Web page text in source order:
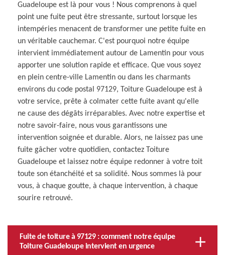
Guadeloupe est là pour vous ! Nous comprenons à quel
point une fuite peut être stressante, surtout lorsque les
intempéries menacent de transformer une petite fuite en
un véritable cauchemar. C'est pourquoi notre équipe
intervient immédiatement autour de Lamentin pour vous
apporter une solution rapide et efficace. Que vous soyez
en plein centre-ville Lamentin ou dans les charmants
environs du code postal 97129, Toiture Guadeloupe est à
votre service, prête à colmater cette fuite avant qu'elle
ne cause des dégâts irréparables. Avec notre expertise et
notre savoir-faire, nous vous garantissons une
intervention soignée et durable. Alors, ne laissez pas une
fuite gâcher votre quotidien, contactez Toiture
Guadeloupe et laissez notre équipe redonner à votre toit
toute son étanchéité et sa solidité. Nous sommes là pour
vous, à chaque goutte, à chaque intervention, à chaque
sourire retrouvé.
Fuite de toiture à 97129 : comment notre équipe
Toiture Guadeloupe intervient en urgence